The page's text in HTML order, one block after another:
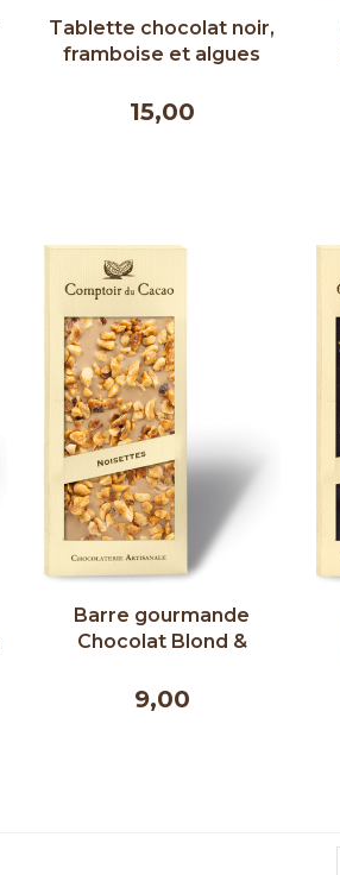
Tablette chocolat noir,
framboise et algues
75g
15,00
Barre gourmande
Chocolat Blond &
Comptoir du Cacao |
9,00